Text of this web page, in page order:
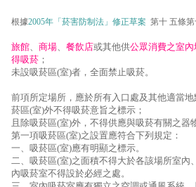
根據2005年「菸害防制法」修正草案 第十 五條第
旅館、 商場、 餐飲店或其他供公眾消費之室內
得吸菸 ；
未設吸菸區(室)者，全面禁止吸菸。
前項所定場所，應於所有入口處及其他適當
菸區(室)外不得吸菸意旨之標示；
且除吸菸區(室)外，不得供應與吸菸有關之器
第一項吸菸區(室)之設置應符合下列規定：
一、吸菸區(室)應有明顯之標示。
二、吸菸區(室)之面積不得大於各該場所室內
內吸菸室不得設於必經之處。